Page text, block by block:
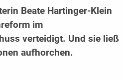
Beate Hartinger-Klein
im
verteidigt. Und sie ließ
aufhorchen.